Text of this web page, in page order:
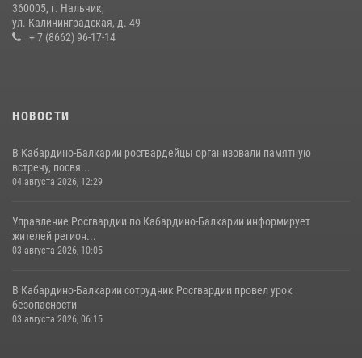
НАЧАЛЬНИК УПРАВЛЕНИЯ РОСГВАРДИИ ПО КАБАРДИНО-
БАЛКАРСКОЙ РЕСПУБЛИКЕ ПРОВЕДЕТ ПРИЕМ ГРАЖДАН
360005, г. Нальчик,
ул. Калининградская, д. 49
+ 7 (8662) 96-17-14
НОВОСТИ
В Кабардино-Балкарии росгвардейцы организовали памятную
встречу, посвя...
04 августа 2026, 12:29
Управление Росгвардии по Кабардино-Балкарии информирует
жителей регион...
03 августа 2026, 10:05
В Кабардино‑Балкарии сотрудник Росгвардии провел урок
безопасности
03 августа 2026, 06:15